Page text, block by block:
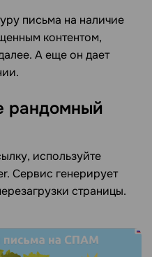
письма на наличие
контентом,
А еще он дает
рандомный
используйте
Сервис генерирует
страницы.